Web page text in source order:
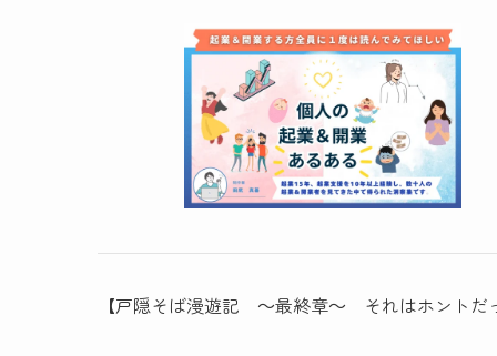
【戸隠そば漫遊記 ～最終章～ それはホントだ